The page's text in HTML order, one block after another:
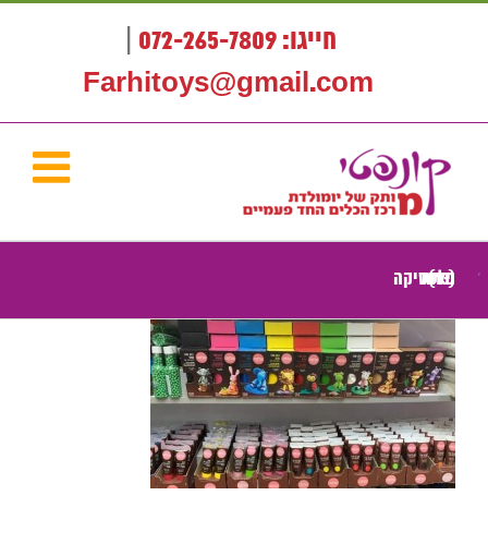
דלג
חייגו: 072-265-7809
Farhitoys@gmail.com
פלסטיקה ונרות (13)